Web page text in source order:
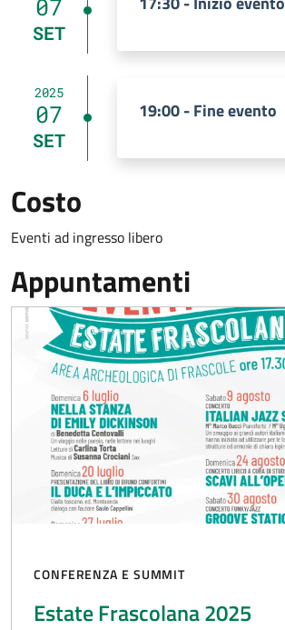
07
SET
2025
07
SET
19:00 - Fine evento
Costo
Eventi ad ingresso libero
Appuntamenti
CONFERENZA E SUMMIT
Estate Frascolana 2025